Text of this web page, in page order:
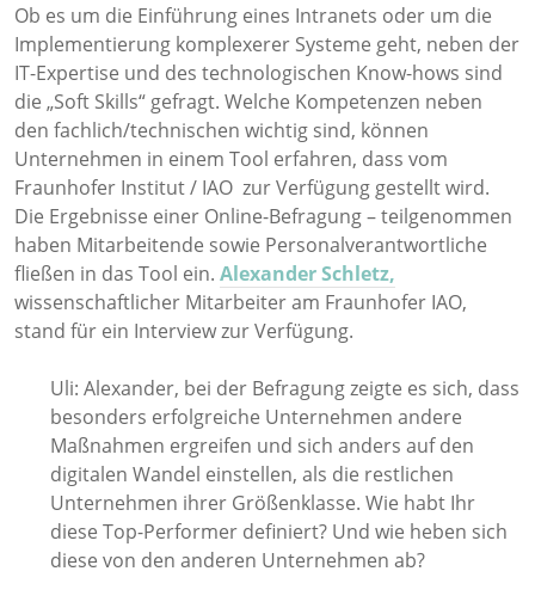
Ob es um die Einführung eines Intranets oder um die
Implementierung komplexerer Systeme geht, neben der
IT-Expertise und des technologischen Know-hows sind
die „Soft Skills“ gefragt. Welche Kompetenzen neben
den fachlich/technischen wichtig sind, können
Unternehmen in einem Tool erfahren, dass vom
Fraunhofer Institut / IAO zur Verfügung gestellt wird.
Die Ergebnisse einer Online-Befragung – teilgenommen
haben Mitarbeitende sowie Personalverantwortliche
fließen in das Tool ein. Alexander Schletz,
wissenschaftlicher Mitarbeiter am Fraunhofer IAO,
stand für ein Interview zur Verfügung.
Uli: Alexander, bei der Befragung zeigte es sich, dass
besonders erfolgreiche Unternehmen andere
Maßnahmen ergreifen und sich anders auf den
digitalen Wandel einstellen, als die restlichen
Unternehmen ihrer Größenklasse. Wie habt Ihr
diese Top-Performer definiert? Und wie heben sich
diese von den anderen Unternehmen ab?